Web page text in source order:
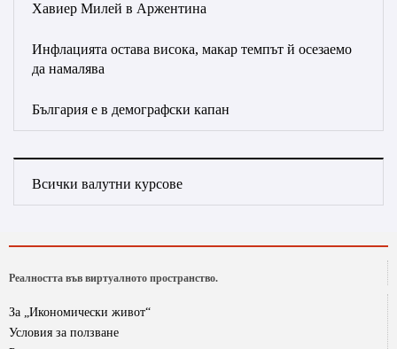
Хавиер Милей в Аржентина
Инфлацията остава висока, макар темпът й осезаемо
да намалява
България е в демографски капан
Всички валутни курсове
Реалността във виртуалното пространство.
За „Икономически живот“
Условия за ползване